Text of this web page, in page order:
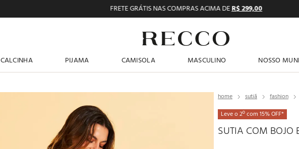
FRETE GRÁTIS NAS COMPRAS ACIMA DER$ 299,00
CALCINHA PIJAMA CAMISOLA MASCULINO NOSSO
sutiã fashion
Leve o 2º com 15% OFF*
SUTIA COM BOJO
1º pijama feminino
2º shortdoll
4º
5º